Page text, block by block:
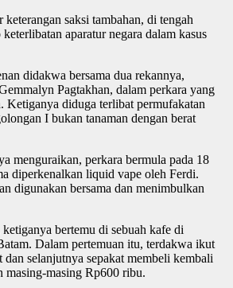
saksi tambahan, di tengah
aparatur negara dalam kasus
didakwa bersama dua rekannya,
Pagtakhan, dalam perkara yang
Ketiganya diduga terlibat permufakatan
I bukan tanaman dengan berat
menguraikan, perkara bermula pada 18
diperkenalkan liquid vape oleh Ferdi.
digunakan bersama dan menimbulkan
bertemu di sebuah kafe di
Dalam pertemuan itu, terdakwa ikut
selanjutnya sepakat membeli kembali
masing-masing Rp600 ribu.